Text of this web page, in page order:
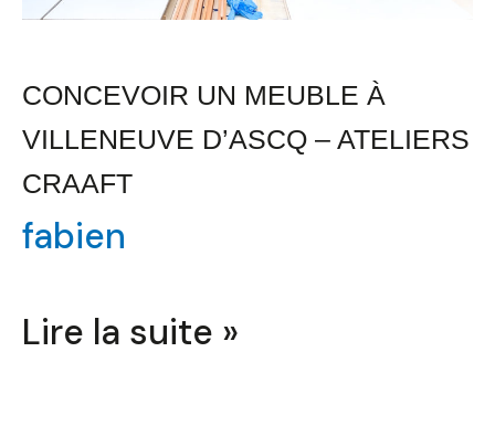
CONCEVOIR UN MEUBLE À
VILLENEUVE D’ASCQ – ATELIERS
CRAAFT
fabien
Lire la suite »